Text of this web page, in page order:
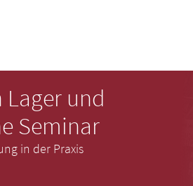
Lager und
Seminar
in der Praxis